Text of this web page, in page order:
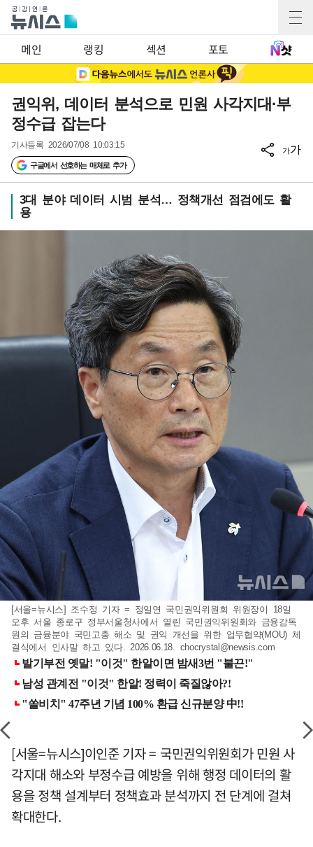
메인 랭킹 섹션 포토
권익위, 데이터 분석으로 민원 사각지대·부
정수급 잡는다
기사등록 2026/07/08 10:03:15
구글에서 선호하는 매체로 추가
가가
3대 분야 데이터 시범 분석… 정책개선 점검에도 활
용
[서울=뉴시스] 조수정 기자 = 정일연 국민권익위원회 위원장이 18일
오후 서울 종로구 정부서울청사에서 열린 국민권익위원회와 금융감독
원의 금융분야 국민고충 해소 및 권익 개선을 위한 업무협약(MOU) 체
결식에서 인사말 하고 있다. 2026.06.18. chocrystal@newsis.com
[서울=뉴시스]이인준 기자 = 국민권익위원회가 민원 사
각지대 해소와 부정수급 예방을 위해 행정 데이터의 활
용을 정책 설계부터 정책효과 분석까지 전 단계에 걸쳐
확대한다.